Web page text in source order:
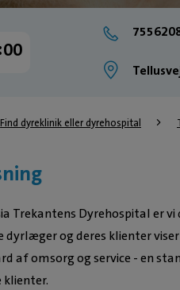
Find dyreklinik eller dyrehospital
Trekantens Dyrehospital er
dyrlæger og deres klienter
af omsorg og service - en
klienter.